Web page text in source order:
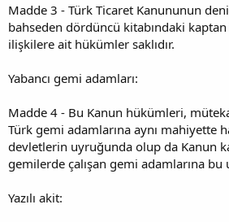
Madde 3 - Türk Ticaret Kanununun
bahseden dördüncü kitabındaki
ilişkilere ait hükümler saklıdır.
Yabancı gemi adamları:
Madde 4 - Bu Kanun hükümleri,
Türk gemi adamlarına aynı mahiyette
devletlerin uyruğunda olup da Kanun
gemilerde çalışan gemi adamlarına bu
Yazılı akit: